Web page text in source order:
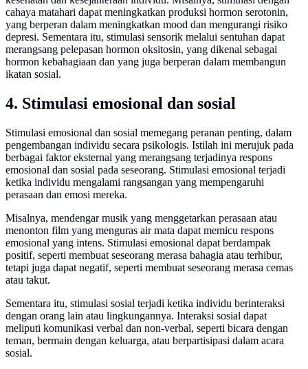
cahaya matahari dapat meningkatkan produksi hormon serotonin,
yang berperan dalam meningkatkan mood dan mengurangi risiko
depresi. Sementara itu, stimulasi sensorik melalui sentuhan dapat
merangsang pelepasan hormon oksitosin, yang dikenal sebagai
hormon kebahagiaan dan yang juga berperan dalam membangun
ikatan sosial.
4. Stimulasi emosional dan sosial
Stimulasi emosional dan sosial memegang peranan penting, dalam
pengembangan individu secara psikologis. Istilah ini merujuk pada
berbagai faktor eksternal yang merangsang terjadinya respons
emosional dan sosial pada seseorang. Stimulasi emosional terjadi
ketika individu mengalami rangsangan yang mempengaruhi
perasaan dan emosi mereka.
Misalnya, mendengar musik yang menggetarkan perasaan atau
menonton film yang menguras air mata dapat memicu respons
emosional yang intens. Stimulasi emosional dapat berdampak
positif, seperti membuat seseorang merasa bahagia atau terhibur,
tetapi juga dapat negatif, seperti membuat seseorang merasa cemas
atau takut.
Sementara itu, stimulasi sosial terjadi ketika individu berinteraksi
dengan orang lain atau lingkungannya. Interaksi sosial dapat
meliputi komunikasi verbal dan non-verbal, seperti bicara dengan
teman, bermain dengan keluarga, atau berpartisipasi dalam acara
sosial.